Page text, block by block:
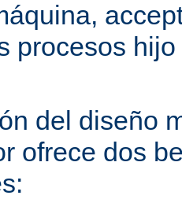
procesos
del diseño
ofrece dos